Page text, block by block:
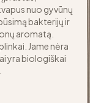
nuo gyvūnų
bakterijų ir
aromatą.
Jame nėra
yra biologiškai